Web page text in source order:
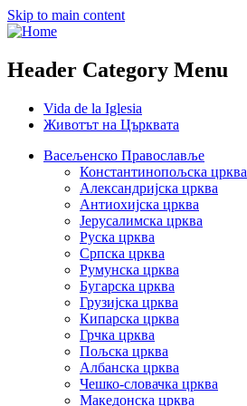
Skip to main content
Header Category Menu
Vida de la Iglesia
Животът на Църквата
Васељенско Православље
Константинопољска црква
Александријска црква
Антиохијска црква
Јерусалимска црква
Руска црква
Српска црква
Румунска црква
Бугарска црква
Грузијска црква
Кипарска црква
Грчка црква
Пољска црква
Албанска црква
Чешко-словачка црква
Македонска црква